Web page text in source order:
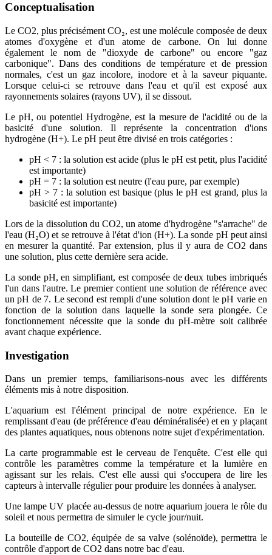
Conceptualisation
Le CO2, plus précisément CO₂, est une molécule composée de deux
atomes d'oxygène et d'un atome de carbone. On lui donne
également le nom de "dioxyde de carbone" ou encore "gaz
carbonique". Dans des conditions de température et de pression
normales, c'est un gaz incolore, inodore et à la saveur piquante.
Lorsque celui-ci se retrouve dans l'eau et qu'il est exposé aux
rayonnements solaires (rayons UV), il se dissout.
Le pH, ou potentiel Hydrogène, est la mesure de l'acidité ou de la
basicité d'une solution. Il représente la concentration d'ions
hydrogène (H+). Le pH peut être divisé en trois catégories :
pH < 7 : la solution est acide (plus le pH est petit, plus l'acidité
est importante)
pH = 7 : la solution est neutre (l'eau pure, par exemple)
pH > 7 : la solution est basique (plus le pH est grand, plus la
basicité est importante)
Lors de la dissolution du CO2, un atome d'hydrogène "s'arrache" de
l'eau (H₂O) et se retrouve à l'état d'ion (H+). La sonde pH peut ainsi
en mesurer la quantité. Par extension, plus il y aura de CO2 dans
une solution, plus cette dernière sera acide.
La sonde pH, en simplifiant, est composée de deux tubes imbriqués
l'un dans l'autre. Le premier contient une solution de référence avec
un pH de 7. Le second est rempli d'une solution dont le pH varie en
fonction de la solution dans laquelle la sonde sera plongée. Ce
fonctionnement nécessite que la sonde du pH-mètre soit calibrée
avant chaque expérience.
Investigation
Dans un premier temps, familiarisons-nous avec les différents
éléments mis à notre disposition.
L'aquarium est l'élément principal de notre expérience. En le
remplissant d'eau (de préférence d'eau déminéralisée) et en y plaçant
des plantes aquatiques, nous obtenons notre sujet d'expérimentation.
La carte programmable est le cerveau de l'enquête. C'est elle qui
contrôle les paramètres comme la température et la lumière en
agissant sur les relais. C'est elle aussi qui s'occupera de lire les
capteurs à intervalle régulier pour produire les données à analyser.
Une lampe UV placée au-dessus de notre aquarium jouera le rôle du
soleil et nous permettra de simuler le cycle jour/nuit.
La bouteille de CO2, équipée de sa valve (solénoïde), permettra le
contrôle d'apport de CO2 dans notre bac d'eau.